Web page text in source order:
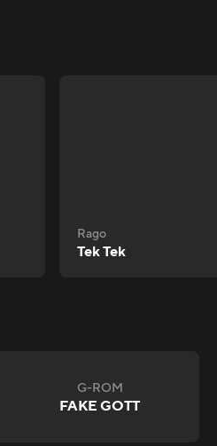
Rago
Tek Tek
G-ROM
FAKE GOTT